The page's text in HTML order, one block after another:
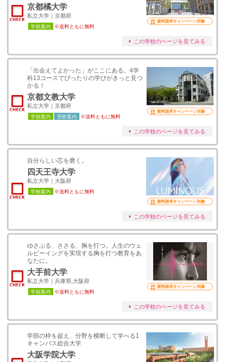
京都橘大学
私立大学｜京都府
学校案内 ※送料ともに無料
資料請求キャンペーン対象
この学校のページを見てみる
「出会えてよかった」がここにある。4学
科13コースでぴったりの学びがきっと見つ
かる！
京都文教大学
私立大学｜京都府
学校案内 受験案内 ※送料ともに無料
資料請求キャンペーン対象
この学校のページを見てみる
自分らしい芯を磨く。
四天王寺大学
私立大学｜大阪府
学校案内 ※送料ともに無料
資料請求キャンペーン対象
この学校のページを見てみる
ゆさぶる、ささる、胸を打つ。人生のウェ
ルビーイングを実現する胸を打つ教育をあ
なたに。
大手前大学
私立大学｜兵庫県,大阪府
学校案内 ※送料ともに無料
資料請求キャンペーン対象
この学校のページを見てみる
学部の枠を超え、分野を横断して学べる1
キャンパス総合大学
大阪学院大学